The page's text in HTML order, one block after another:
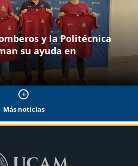
y la Politécnica
su ayuda en
Más noticias